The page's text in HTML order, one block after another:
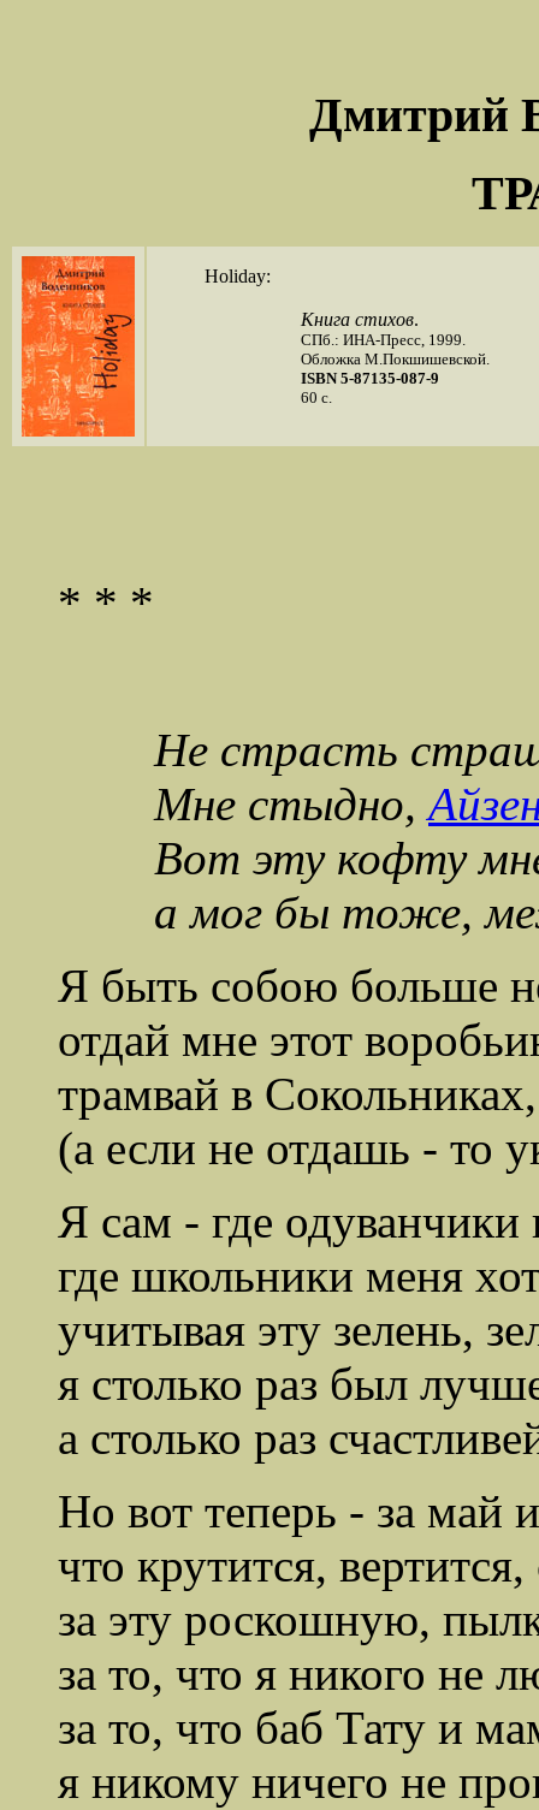
Holiday:
Книга стихов.
СПб.: ИНА-Пресс, 1999.
Обложка М.Покшишевской.
ISBN 5-87135-087-9
60 с.
* * *
Не страсть
Мне стыдно,
Вот эту кофту
а мог бы тоже,
Я быть собою больше
отдай мне этот
трамвай в
(а если не отдашь - то
Я сам - где одуванчики
где школьники меня
учитывая эту зелень,
я столько раз был
а столько раз
Но вот теперь - за май
что крутится,
за эту роскошную,
за то, что я никого не
за то, что баб Тату и
я никому ничего не